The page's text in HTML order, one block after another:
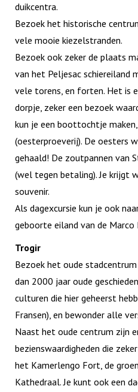
duikcentra.
Bezoek het historische
vele mooie kiezelstranden.
Bezoek ook zeker de plaats
van het Peljesac schiereiland
vele torens, en forten. Het is
dorpje, zeker een bezoek
kun je een boottochtje
(oesterproeverij). De oesters
gehaald! De zoutpannen van
(wel tegen betaling). Je krijgt
souvenir.
Als dagexcursie kun je ook
geboorte eiland van de Marco
Trogir
Bezoek het oude
dan 2000 jaar oude
culturen die hier geheerst
Fransen), en bewonder alle
Naast het oude centrum zijn
bezienswaardigheden die
het Kamerlengo Fort, de
Kathedraal. Je kunt ook een